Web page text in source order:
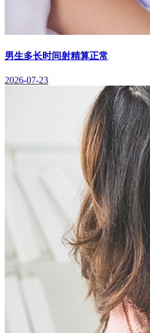
男生多长时间射精算正常
2026-07-23